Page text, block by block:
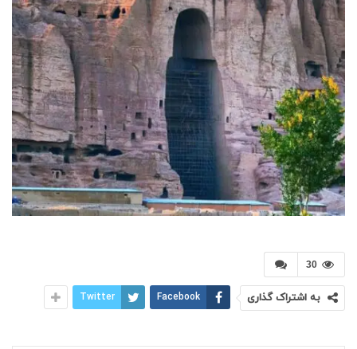
30
به اشتراک گذاری Facebook
Twitter